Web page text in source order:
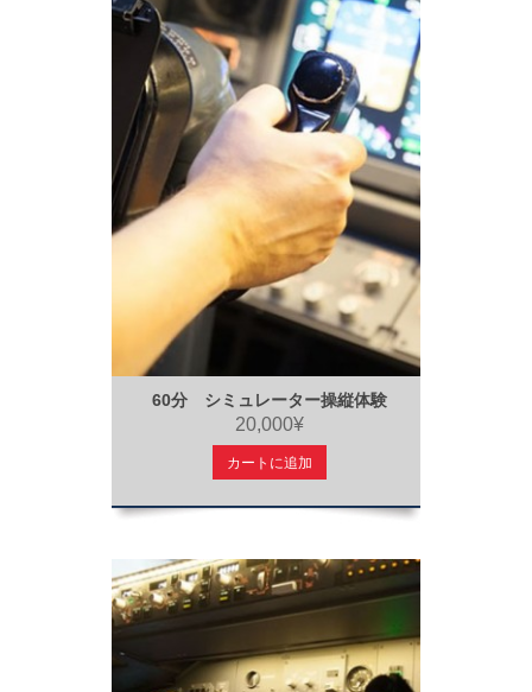
60分 シミュレーター操縦体験
20,000¥
カートに追加